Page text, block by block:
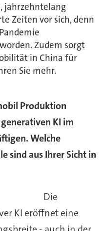
jahrzehntelang
Zeiten vor sich, denn
Zudem sorgt
in China für
Sie mehr.
Produktion
KI im
Welche
sind aus Ihrer Sicht in
Die
KI eröffnet eine